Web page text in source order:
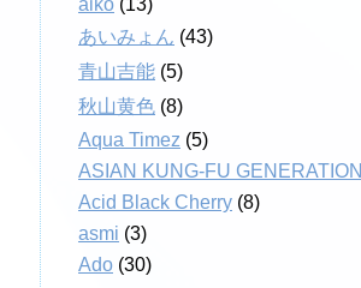
aiko (13)
あいみょん (43)
青山吉能 (5)
秋山黄色 (8)
Aqua Timez (5)
ASIAN KUNG-FU GENERATION
Acid Black Cherry (8)
asmi (3)
Ado (30)